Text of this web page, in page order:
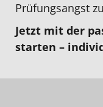
Prüfungsangst
Jetzt mit der
starten –